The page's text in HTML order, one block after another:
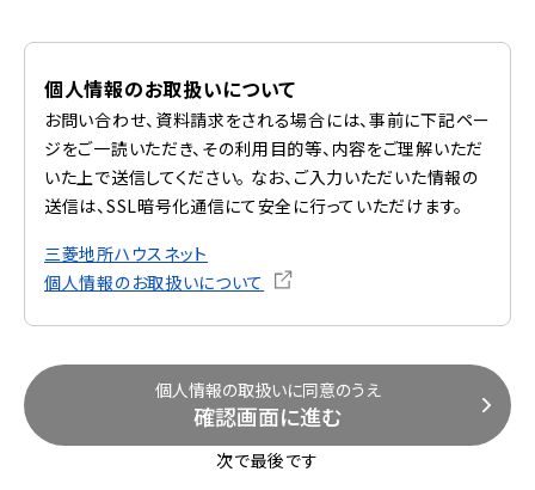
個人情報のお取扱いについて
お問い合わせ、資料請求をされる場合には、事前に下記ペー
ジをご一読いただき、その利用目的等、内容をご理解いただ
いた上で送信してください。 なお、ご入力いただいた情報の
送信は、SSL暗号化通信にて安全に行っていただけます。
三菱地所ハウスネット
個人情報のお取扱いについて
個人情報の取扱いに同意のうえ
確認画面に進む
次で最後です